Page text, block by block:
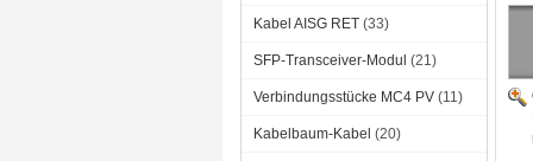
Kabel AISG RET (33)
SFP-Transceiver-Modul (21)
Verbindungsstücke MC4 PV (11)
Kabelbaum-Kabel (20)